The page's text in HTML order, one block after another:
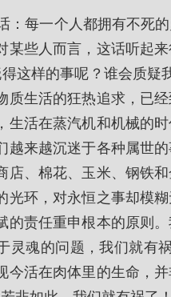
某些人而言，这话听起
这样的事呢？谁会质疑
质生活的狂热追求，已
生活在蒸汽机和机械的
越来越沉迷于各种属世
店、棉花、玉米、钢铁
光环，对永恒之事却模
的责任重申根本的原则
灵魂的问题，我们就有
今活在肉体里的生命，